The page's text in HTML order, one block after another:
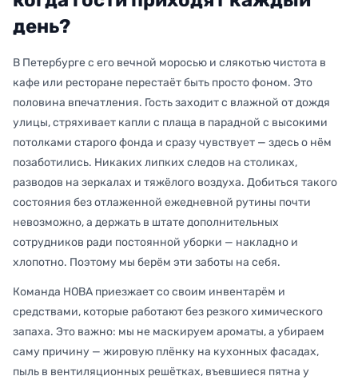
день?
В Петербурге с его вечной моросью и слякотью чистота в
кафе или ресторане перестаёт быть просто фоном. Это
половина впечатления. Гость заходит с влажной от дождя
улицы, стряхивает капли с плаща в парадной с высокими
потолками старого фонда и сразу чувствует — здесь о нём
позаботились. Никаких липких следов на столиках,
разводов на зеркалах и тяжёлого воздуха. Добиться такого
состояния без отлаженной ежедневной рутины почти
невозможно, а держать в штате дополнительных
сотрудников ради постоянной уборки — накладно и
хлопотно. Поэтому мы берём эти заботы на себя.
Команда НОВА приезжает со своим инвентарём и
средствами, которые работают без резкого химического
запаха. Это важно: мы не маскируем ароматы, а убираем
саму причину — жировую плёнку на кухонных фасадах,
пыль в вентиляционных решётках, въевшиеся пятна у